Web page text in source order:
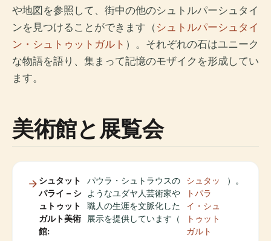
や地図を参照して、街中の他のシュトルパーシュタイ
ンを見つけることができます（ シュトルパーシュタイ
ン・シュトゥットガルト ）。それぞれの石はユニーク
な物語を語り、集まって記憶のモザイクを形成してい
ます。
美術館と展覧会
シュタット
パライ – シ
ュトゥット
ガルト美術
館:
パウラ・シュトラウスの
ようなユダヤ人芸術家や
職人の生涯を文脈化した
展示を提供しています（
シュタッ
トパラ
イ・シュ
トゥット
ガルト
）。